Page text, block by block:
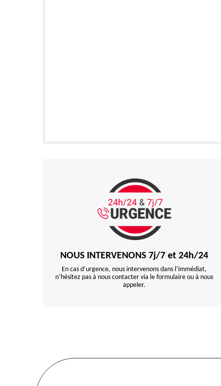
NOUS INTERVENONS 7j/7 et 24h/24
En cas d’urgence, nous intervenons dans l’immédiat,
n’hésitez pas à nous contacter via le formulaire ou à nous
appeler.